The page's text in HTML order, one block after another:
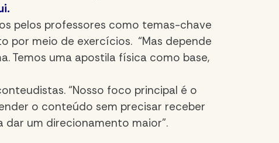
pelos professores como temas-chave
por meio de exercícios. “Mas depende
Temos uma apostila física como base,
“Nosso foco principal é o
o conteúdo sem precisar receber
um direcionamento maior”.